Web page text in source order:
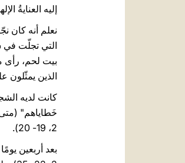
إليه العنايةُ
الذين يمثّلون
كانت لديه
2، 19- 20).
بعد أربعين